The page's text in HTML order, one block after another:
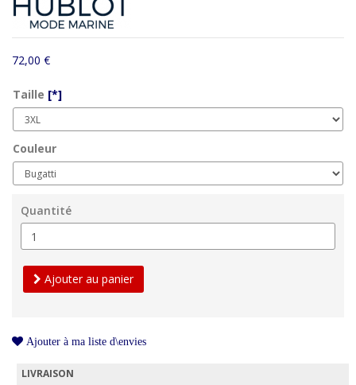
72,00 €
Taille [*]
Couleur
Quantité
Ajouter au panier
Ajouter à ma liste d\envies
LIVRAISON